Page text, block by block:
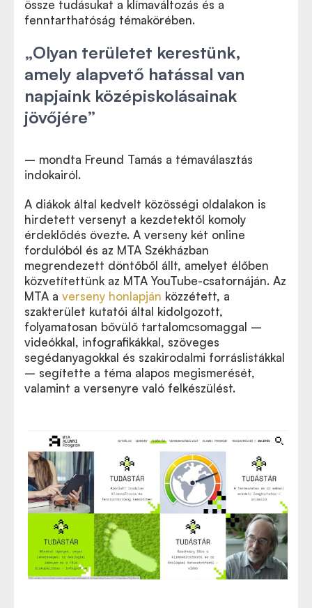
össze tudásukat a klímaváltozás és a
fenntarthatóság témakörében.
„Olyan területet kerestünk,
amely alapvető hatással van
napjaink középiskolásainak
jövőjére”
– mondta Freund Tamás a témaválasztás
indokairól.
A diákok által kedvelt közösségi oldalakon is
hirdetett versenyt a kezdetektől komoly
érdeklődés övezte. A verseny két online
fordulóból és az MTA Székházban
megrendezett döntőből állt, amelyet élőben
közvetítettünk az MTA YouTube-csatornáján. Az
MTA a verseny honlapján közzétett, a
szakterület kutatói által kidolgozott,
folyamatosan bővülő tartalomcsomaggal –
videókkal, infografikákkal, szöveges
segédanyagokkal és szakirodalmi forráslistákkal
– segítette a téma alapos megismerését,
valamint a versenyre való felkészülést.